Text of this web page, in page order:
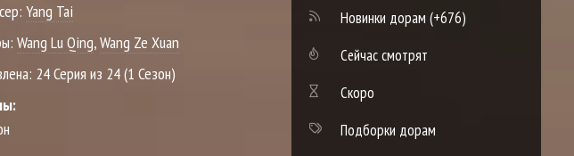
Yang Tai
Wang Lu Qing,Wang Ze Xuan
24 Серия из 24 (1 Сезон)
Новинки дорам (+676)
Сейчас смотрят
Скоро
Подборки дорам